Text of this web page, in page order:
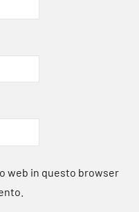
web in questo browser